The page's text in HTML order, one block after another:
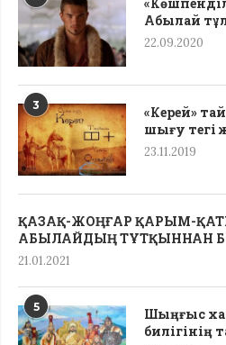
Абылай
22.09.2020
3
«Керей»
шығу тегі
23.11.2019
ҚАЗАҚ-ЖОҢҒАР ҚАРЫМ-
АБЫЛАЙДЫҢ ТҰТҚЫННАН
21.01.2021
5
Шыңғыс
билігінің